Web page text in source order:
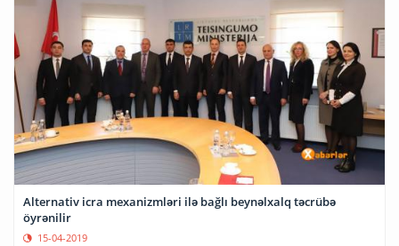
Alternativ icra mexanizmləri ilə bağlı beynəlxalq təcrübə
öyrənilir
15-04-2019